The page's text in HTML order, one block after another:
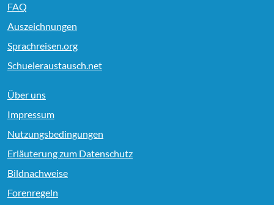
FAQ
Auszeichnungen
Sprachreisen.org
Schueleraustausch.net
Über uns
Impressum
Nutzungsbedingungen
Erläuterung zum Datenschutz
Bildnachweise
Forenregeln